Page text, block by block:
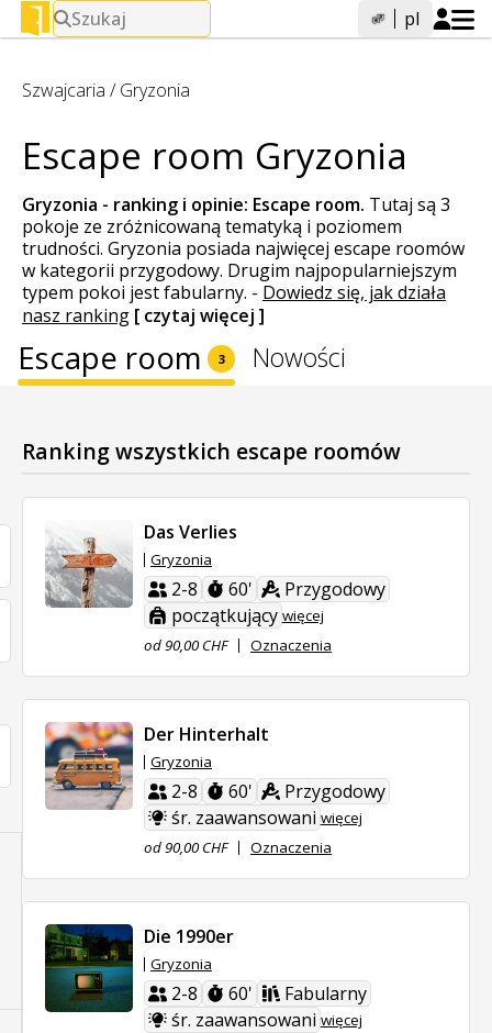
Szukaj pl
Szwajcaria /Gryzonia
Escape room Gryzonia
Gryzonia - ranking i opinie: Escape room. Tutaj są 3
pokoje ze zróżnicowaną tematyką i poziomem
trudności. Gryzonia posiada najwięcej escape roomów
w kategorii przygodowy. Drugim najpopularniejszym
typem pokoi jest fabularny. - Dowiedz się, jak działa
nasz ranking [ czytaj więcej ]
Escape room 3 Nowości
Ranking wszystkich escape roomów
Das Verlies
Gryzonia
2-8 60'
Przygodowy
początkujący więcej
od 90,00 CHF
Oznaczenia
Der Hinterhalt
Gryzonia
2-8 60'
Przygodowy
śr. zaawansowani więcej
od 90,00 CHF
Oznaczenia
Die 1990er
Gryzonia
2-8 60'
Fabularny
śr. zaawansowani więcej